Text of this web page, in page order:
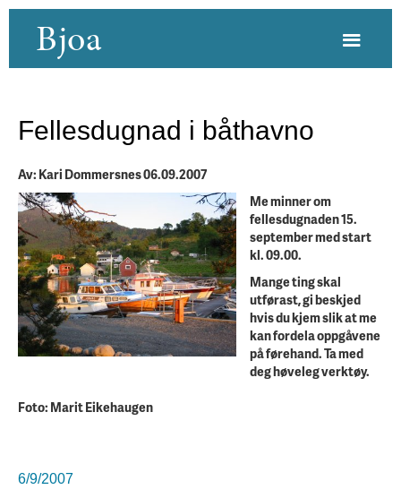
Bjoa
Fellesdugnad i båthavno
Av: Kari Dommersnes 06.09.2007
Me minner om
fellesdugnaden 15.
september med start
kl. 09.00.
Mange ting skal
utførast, gi beskjed
hvis du kjem slik at me
kan fordela oppgåvene
på førehand. Ta med
deg høveleg verktøy.
Foto: Marit Eikehaugen
6/9/2007